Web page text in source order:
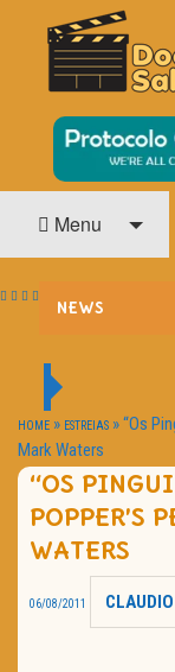
DOCES OU SALGADAS?
O Cinema? Uma
Menu
NEWS
PASSATEMPOS
HOME
NOTA
HOME » ESTREIAS »“Os
Mark Waters
“OS
POPPER’S
WATERS
06/08/2011